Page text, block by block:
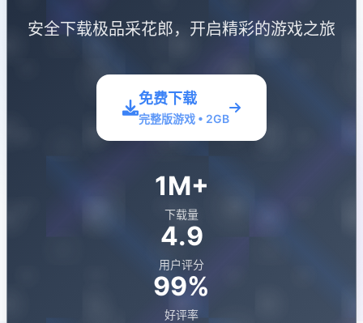
安全下载极品采花郎，开启精彩的游戏之旅
免费下载
完整版游戏 • 2GB
1M+
下载量
4.9
用户评分
99%
好评率